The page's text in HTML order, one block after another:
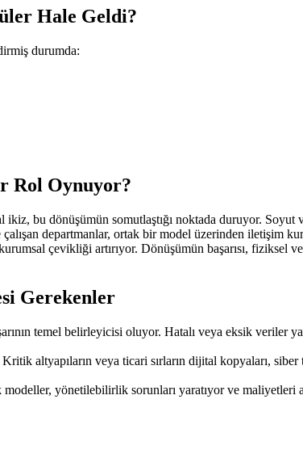
Hale Geldi?
durumda:
Rol Oynuyor?
bu dönüşümün somutlaştığı noktada duruyor. Soyut
departmanlar, ortak bir model üzerinden iletişim
çevikliği artırıyor. Dönüşümün başarısı, fiziksel
Gerekenler
temel belirleyicisi oluyor. Hatalı veya eksik veriler
altyapıların veya ticari sırların dijital kopyaları,
yönetilebilirlik sorunları yaratıyor ve maliyetleri